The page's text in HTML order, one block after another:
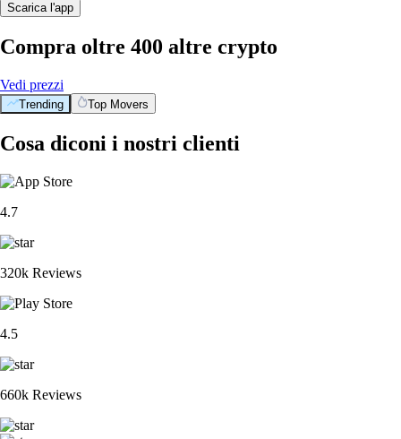
Scarica l'app
Compra oltre 400 altre crypto
Vedi prezzi
Trending Top Movers
Cosa diconi i nostri clienti
4.7
320k Reviews
4.5
660k Reviews